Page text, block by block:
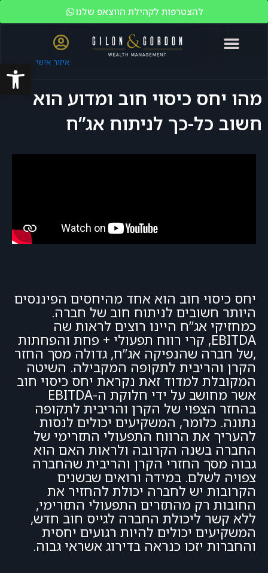
פתח
להצטרפות לקהילת הווצאפ שלנו
איזור אישי
מהו יחס כיסוי חוב ומדוע הוא
חשוב כל-כך לניתוח אג”ח
יחס כיסוי חוב הוא אחד מהיחסים הפיננסים
היותר חשובים לניתוח חוב של חברה.
כמחזיקי אג”ח היינו רוצים לראות שה
EBITDA, קרי רווח תפעולי + פחת והפחתות
,של חברה שהנפיקה אג”ח, גדולה מסך החזר
הקרן והריבית לתקופה המקבילה. השיטה
המקובלת למדוד זאת נקראת יחס כיסוי חוב
אשר מחושב על ידי חלוקת ה-EBITDA
בהחזר הצפוי של הקרן והריבית לתקופה
נתונה. כלומר, המשקיעים יכולים לנסות
להעריך את הרווח התפעולי התזרימי של
החברה בשנה הקרובה ולראות האם הוא
גבוה מסך החזרי הקרן והריבית שהחברה
צפויה לשלם. במידה ורואים שבשנים
הקרובות יש לחברה יכולת להחזיר את
החובות רק מהתזרים התפעולי התזרימי,
ללא קשר ליכולת החברה לגייס חוב חדש,
המשקיעים יכולים להיות רגועים יחסית
והחברות יזכו כנראה בדירוג אשראי גבוה.